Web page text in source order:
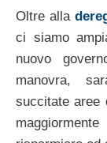
Oltre alla
ci siamo
nuovo
manovra,
succitate aree